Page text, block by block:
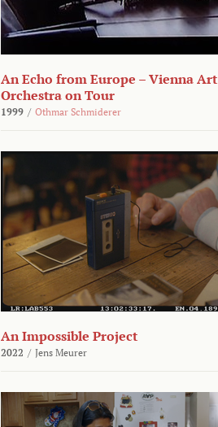
An Echo from Europe – Vienna Art
Orchestra on Tour
1999 / Othmar Schmiderer
An Impossible Project
2022 / Jens Meurer